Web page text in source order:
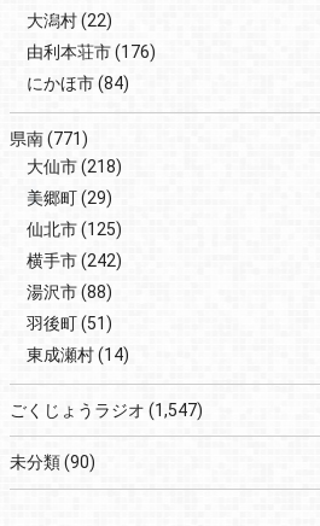
大潟村(22)
由利本荘市(176)
にかほ市(84)
県南(771)
大仙市(218)
美郷町(29)
仙北市(125)
横手市(242)
湯沢市(88)
羽後町(51)
東成瀬村(14)
ごくじょうラジオ (1,547)
未分類(90)